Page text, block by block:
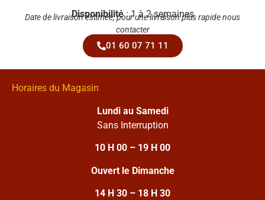
Disponibilité: 1 à 2 semaines
Date de livraison estimée, pour une livraison plus rapide nous
contacter
01 60 07 71 11
Horaires du Magasin
Lundi au Samedi
Sans Interruption
10 H 00 – 19 H 00
Ouvert le Dimanche
14 H 30 – 18 H 30